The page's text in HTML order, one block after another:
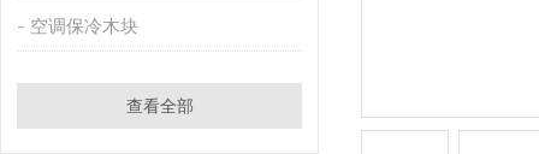
空调保冷木块
查看全部